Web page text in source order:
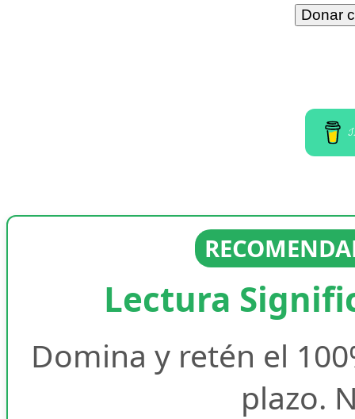
Lectura
Domina y retén el
plazo.